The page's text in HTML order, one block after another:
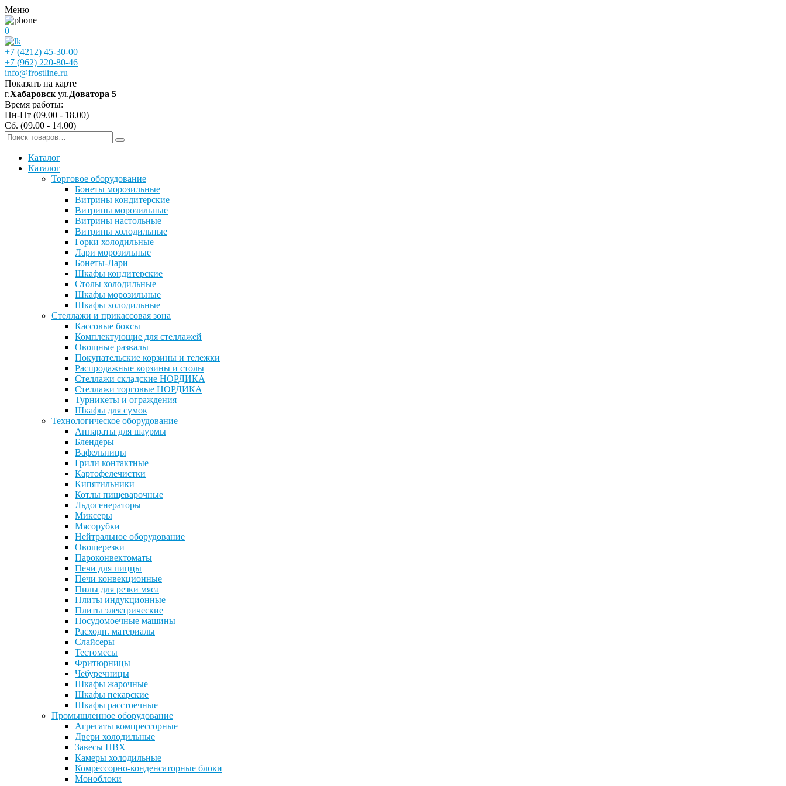
Меню
0
+7 (4212) 45-30-00
+7 (962) 220-80-46
info@frostline.ru
Показать на карте
г.Хабаровск ул.Доватора 5
Время работы:
Пн-Пт (09.00 - 18.00)
Сб. (09.00 - 14.00)
Каталог
Каталог
Торговое оборудование
Бонеты морозильные
Витрины кондитерские
Витрины морозильные
Витрины настольные
Витрины холодильные
Горки холодильные
Лари морозильные
Бонеты-Лари
Шкафы кондитерские
Столы холодильные
Шкафы морозильные
Шкафы холодильные
Стеллажи и прикассовая зона
Кассовые боксы
Комплектующие для стеллажей
Овощные развалы
Покупательские корзины и тележки
Распродажные корзины и столы
Стеллажи складские НОРДИКА
Стеллажи торговые НОРДИКА
Турникеты и ограждения
Шкафы для сумок
Технологическое оборудование
Аппараты для шаурмы
Блендеры
Вафельницы
Грили контактные
Картофелечистки
Кипятильники
Котлы пищеварочные
Льдогенераторы
Миксеры
Мясорубки
Нейтральное оборудование
Овощерезки
Пароконвектоматы
Печи для пиццы
Печи конвекционные
Пилы для резки мяса
Плиты индукционные
Плиты электрические
Посудомоечные машины
Расходн. материалы
Слайсеры
Тестомесы
Фритюрницы
Чебуречницы
Шкафы жарочные
Шкафы пекарские
Шкафы расстоечные
Промышленное оборудование
Агрегаты компрессорные
Двери холодильные
Завесы ПВХ
Камеры холодильные
Комрессорно-конденсаторные блоки
Моноблоки